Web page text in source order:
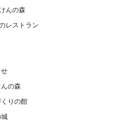
んの森
レストラン
の森
りの館